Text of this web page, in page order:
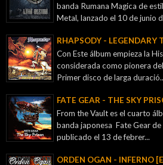
banda Rumana Magica de
Metal, lanzado el 10 de junio
RHAPSODY - LEGENDARY
Con Este álbum empieza la
considerada como pionera
Primer disco de larga
FATE GEAR - THE SKY
From the Vault es el cuarto
banda japonesa Fate Gear
publicado el 13 de febrer...
ORDEN OGAN - INFERNO